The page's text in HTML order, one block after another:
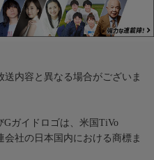
内容と異なる場合がございま
Gガイドロゴは、米国TiVo
会社の日本国内における商標ま